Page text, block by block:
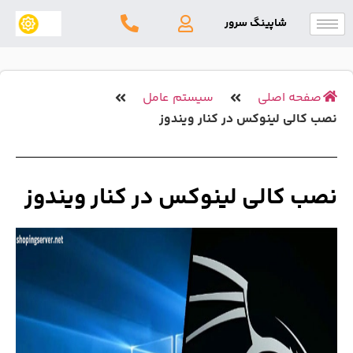
شاپینگ سرور
اصلی
سیستم عامل
لینوکس در کنار ویندوز
لینوکس در کنار ویندوز